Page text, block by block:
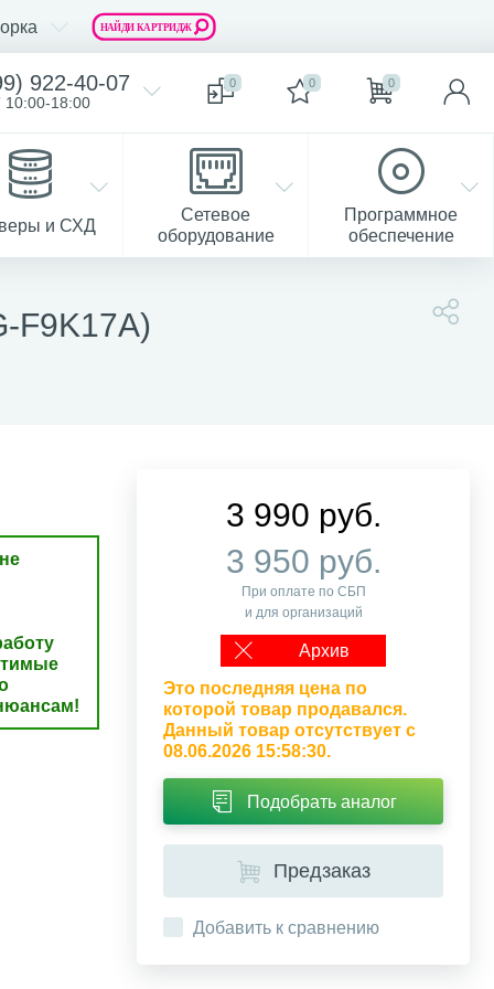
922-40-07
18:00
0 0 0
и СХД
Сетевое
оборудование
Программное
обеспечение
F9K17A)
3 990 руб.
3 950 руб.
При оплате по СБП
и для организаций
Архив
Это последняя цена по
которой товар продавался.
Данный товар отсутствует с
08.06.2026 15:58:30.
Подобрать аналог
Предзаказ
Добавить к сравнению